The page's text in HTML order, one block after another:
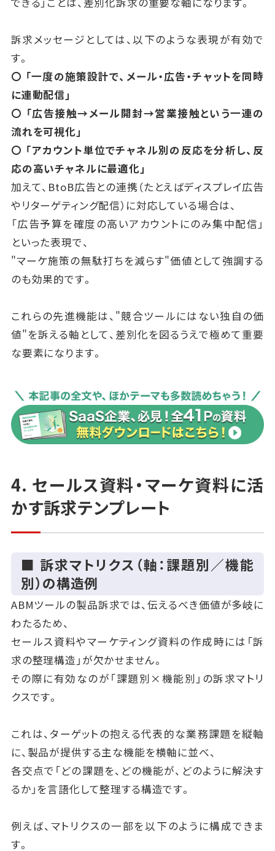
訴求メッセージとしては、以下のような表現が有効で
す。
〇 「一度の施策設計で、メール・広告・チャットを同時
に連動配信」
〇 「広告接触→メール開封→営業接触という一連の
流れを可視化」
〇 「アカウント単位でチャネル別の反応を分析し、反
応の高いチャネルに最適化」
加えて、BtoB広告との連携（たとえばディスプレイ広告
やリターゲティング配信）に対応している場合は、
「広告予算を確度の高いアカウントにのみ集中配信」
といった表現で、
"マーケ施策の無駄打ちを減らす"価値として強調する
のも効果的です。
これらの先進機能は、"競合ツールにはない独自の価
値"を訴える軸として、差別化を図るうえで極めて重要
な要素になります。
4. セールス資料・マーケ資料に活
かす訴求テンプレート
■ 訴求マトリクス（軸：課題別／機能
別）の構造例
ABMツールの製品訴求では、伝えるべき価値が多岐に
わたるため、
セールス資料やマーケティング資料の作成時には「訴
求の整理構造」が欠かせません。
その際に有効なのが「課題別×機能別」の訴求マトリ
クスです。
これは、ターゲットの抱える代表的な業務課題を縦軸
に、製品が提供する主な機能を横軸に並べ、
各交点で「どの課題を、どの機能が、どのように解決す
るか」を言語化して整理する構造です。
例えば、マトリクスの一部を以下のように構成できま
す。